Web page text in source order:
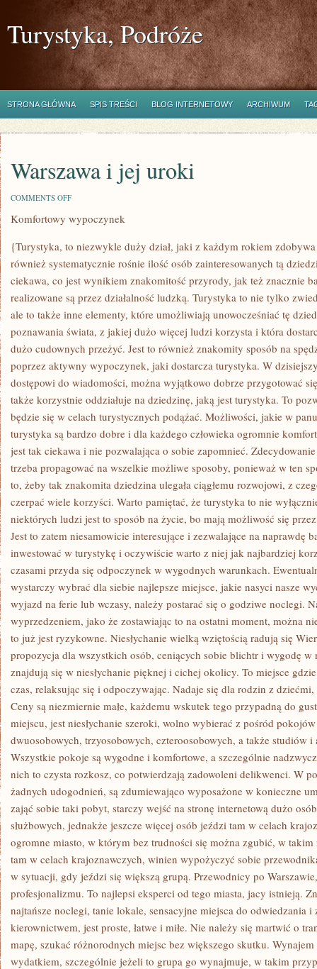
Turystyka, Podróże
STRONA GŁÓWNA SPIS TREŚCI BLOG INTERNETOWY ARCHIWUM
Warszawa i jej uroki
COMMENTS OFFON
I
JEJ
Komfortowy wypoczynek
{Turystyka, to niezwykle duży dział, jaki z każdym rokiem
również systematycznie rośnie ilość osób zainteresowanych tą
ciekawa, co jest wynikiem znakomitość przyrody, jak też znacznie
realizowane są przez działalność ludzką. Turystyka to nie tylko
ale to także inne elementy, które umożliwiają unowocześniać tę
poznawania świata, z jakiej dużo więcej ludzi korzysta i która
dużo cudownych przeżyć. Jest to również znakomity sposób na
poprzez aktywny wypoczynek, jaki dostarcza turystyka. W
dostępowi do wiadomości, można wyjątkowo dobrze przygotować
także korzystnie oddziałuje na dziedzinę, jaką jest turystyka. To
będzie się w celach turystycznych podążać. Możliwości, jakie w
turystyka są bardzo dobre i dla każdego człowieka ogromnie
jest tak ciekawa i nie pozwalająca o sobie zapomnieć.
trzeba propagować na wszelkie możliwe sposoby, ponieważ w ten
to, żeby tak znakomita dziedzina ulegała ciągłemu rozwojowi, z
czerpać wiele korzyści. Warto pamiętać, że turystyka to nie
niektórych ludzi jest to sposób na życie, bo mają możliwość się
Jest to zatem niesamowicie interesujące i zezwalające na naprawdę
inwestować w turystykę i oczywiście warto z niej jak najbardziej
czasami przyda się odpoczynek w wygodnych warunkach.
wystarczy wybrać dla siebie najlepsze miejsce, jakie nasyci nasze
wyjazd na ferie lub wczasy, należy postarać się o godziwe noclegi.
wyprzedzeniem, jako że zostawiając to na ostatni moment, można
to już jest ryzykowne. Niesłychanie wielką wziętością radują się
propozycja dla wszystkich osób, ceniących sobie blichtr i wygodę w
znajdują się w niesłychanie pięknej i cichej okolicy. To miejsce
czas, relaksując się i odpoczywając. Nadaje się dla rodzin z
Ceny są niezmiernie małe, każdemu wskutek tego przypadną do
miejscu, jest niesłychanie szeroki, wolno wybierać z pośród
dwuosobowych, trzyosobowych, czteroosobowych, a także studiów
Wszystkie pokoje są wygodne i komfortowe, a szczególnie
nich to czysta rozkosz, co potwierdzają zadowoleni delikwenci. W
żadnych udogodnień, są zdumiewająco wyposażone w konieczne
zająć sobie taki pobyt, starczy wejść na stronę internetową dużo
służbowych, jednakże jeszcze więcej osób jeździ tam w celach
ogromne miasto, w którym bez trudności się można zgubić, w
tam w celach krajoznawczych, winien wypożyczyć sobie
w sytuacji, gdy jeździ się większą grupą. Przewodnicy po
profesjonalizmu. To najlepsi eksperci od tego miasta, jacy istnieją.
najtańsze noclegi, tanie lokale, sensacyjne miejsca do odwiedzania
kierownictwem, jest proste, łatwe i miłe. Nie należy się martwić o
mapę, szukać różnorodnych miejsc bez większego skutku.
wydatkiem, szczególnie jeżeli to grupa go wynajmuje, w takim